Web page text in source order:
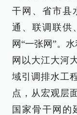
干网、省市县
通、联调联供
网“一张网”。
网以大江大河
域引调排水工
点，从宏观层
国家骨干网的